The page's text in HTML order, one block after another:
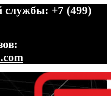
службы: +7 (499)